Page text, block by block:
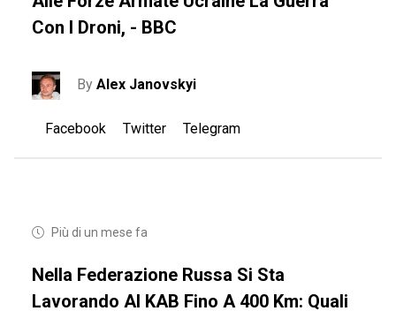
Con I Droni, - BBC
ByAlex Janovskyi
Facebook Twitter Telegram
Più di un mese fa
Nella Federazione Russa Si Sta
Lavorando Al KAB Fino A 400 Km: Quali